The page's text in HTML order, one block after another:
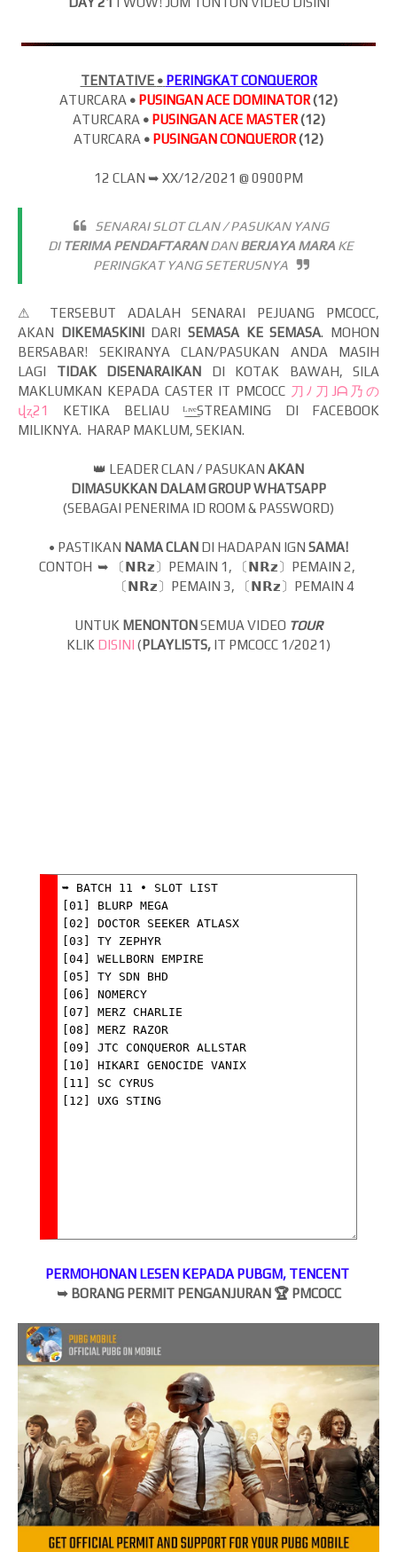
TENTATIVE • PERINGKAT CONQUEROR
ATURCARA • PUSINGAN ACE DOMINATOR(12)
ATURCARA • PUSINGAN ACE MASTER (12)
ATURCARA • PUSINGAN CONQUEROR(12)
12 CLAN ➥ XX/12/2021 @ 0900PM
SENARAI SLOT CLAN / PASUKAN YANG
DI TERIMA PENDAFTARAN DANBERJAYA MARA KE
PERINGKAT YANG SETERUSNYA
⚠ TERSEBUT ADALAH SENARAI PEJUANG PMCOCC,
AKAN
DIKEMASKINIDARISEMASA KE SEMASA. MOHON
BERSABAR! SEKIRANYA CLAN/PASUKAN ANDA MASIH
LAGI TIDAK DISENARAIKAN DI KOTAK BAWAH, SILA
MAKLUMKAN KEPADA CASTER IT PMCOCC 刀ﾉ刀Jᗩ乃の
վʐ21
KETIKA BELIAU
ᴸ̲ᶦ̲ᵛ̲ᵉ̲STREAMING DI FACEBOOK
MILIKNYA. HARAP MAKLUM, SEKIAN.
👑 LEADER CLAN / PASUKAN AKAN
DIMASUKKAN DALAM GROUP WHATSAPP
(SEBAGAI PENERIMA ID ROOM & PASSWORD)
• PASTIKAN NAMA CLAN DI HADAPAN IGN SAMA!
CONTOH ➥
〔𝗡𝗥𝘇〕PEMAIN 1, 〔𝗡𝗥𝘇〕PEMAIN 2,
〔𝗡𝗥𝘇〕 PEMAIN 3, 〔𝗡𝗥𝘇〕 PEMAIN 4
UNTUK MENONTONSEMUA VIDEO TOUR
KLIK DISINI (PLAYLISTS, IT PMCOCC 1/2021)
PERMOHONAN LESEN KEPADA PUBGM, TENCENT
➥ BORANG PERMIT PENGANJURAN 🏆 PMCOCC